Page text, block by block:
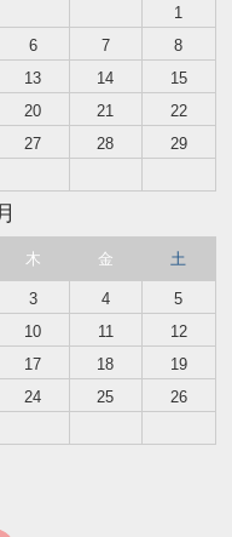
1
6 7
8
13 14
15
20 21
22
27 28
29
木 金 土
3 4
5
10 11
12
17 18
19
24 25
26